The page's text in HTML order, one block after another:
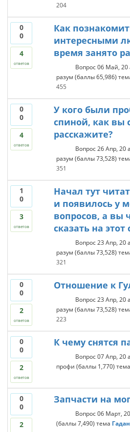
204
0
0
4
ответов
Как
интересными
время занято
Вопрос 06 Май, 20
разум (баллы65,986)
455
0
0
4
ответов
У кого были
спиной, как вы
расскажите?
Вопрос 26 Апр, 20
разум (баллы73,528)
351
1
0
3
ответов
Начал тут
и появилось у
вопросов, а вы
сказать на этот
Вопрос 23 Апр, 20
разум (баллы73,528)
321
0
0
2
ответов
Отношение к
Вопрос 23 Апр, 20
разум (баллы73,528)
223
0
0
2
ответов
К чему снятся
Вопрос 07 Апр, 20
профи (баллы 1,770) тема
0
0
2
Запчасти на
Вопрос 06 Март, 20
(баллы7,490) тема